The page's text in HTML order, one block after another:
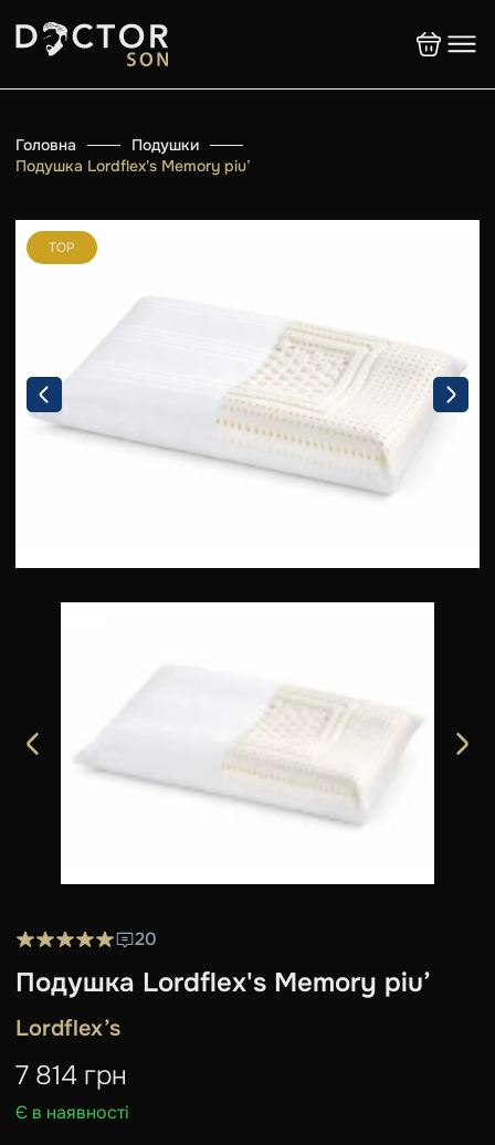
Головна
Подушки
Подушка Lordflex's Memory piu’
TOP
20
Подушка Lordflex's Memory piu’
Lordflex’s
7 814 грн
Є в наявності